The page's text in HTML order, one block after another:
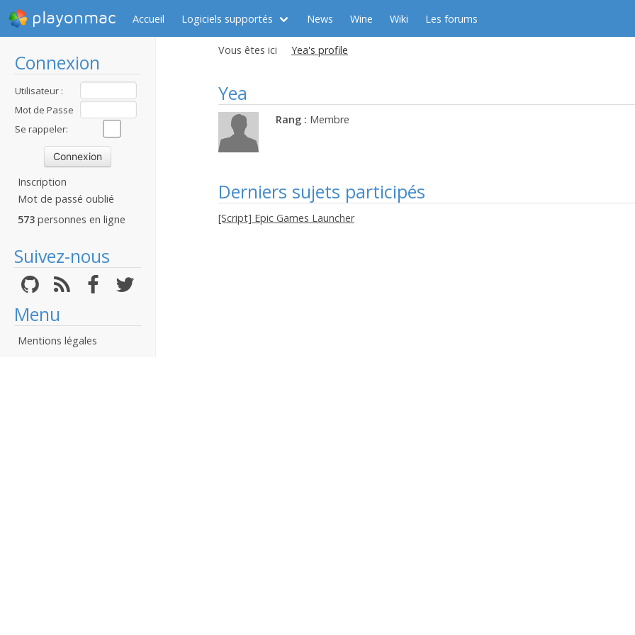
playonmac Accueil Logiciels supportés News Wine Wiki Les forums
Connexion
Utilisateur :
Mot de Passe
:Se rappeler:
Inscription
Mot de passé oublié
573 personnes en ligne
Suivez-nous
Menu
Mentions légales
Vous êtes ici Yea's profile
Yea
Rang : Membre
Derniers sujets participés
[Script] Epic Games Launcher